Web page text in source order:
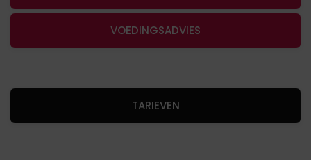
VOEDINGSADVIES
TARIEVEN